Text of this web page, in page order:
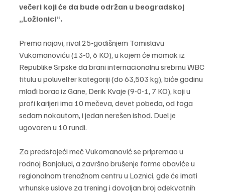
večeri koji će da bude održan u beogradskoj
„Ložionici“.
Prema najavi, rival 25-godišnjem Tomislavu
Vukomanoviću (13-0, 6 KO), u kojem će momak iz
Republike Srpske da brani internacionalnu srebrnu WBC
titulu u poluvelter kategoriji (do 63,503 kg), biće godinu
mlađi borac iz Gane, Derik Kvaje (9-0-1, 7 KO), koji u
profi karijeri ima 10 mečeva, devet pobeda, od toga
sedam nokautom, i jedan nerešen ishod. Duel je
ugovoren u 10 rundi.
Za predstojeći meč Vukomanović se pripremao u
rodnoj Banjaluci, a završno brušenje forme obaviće u
regionalnom trenažnom centru u Loznici, gde će imati
vrhunske uslove za trening i dovoljan broj adekvatnih